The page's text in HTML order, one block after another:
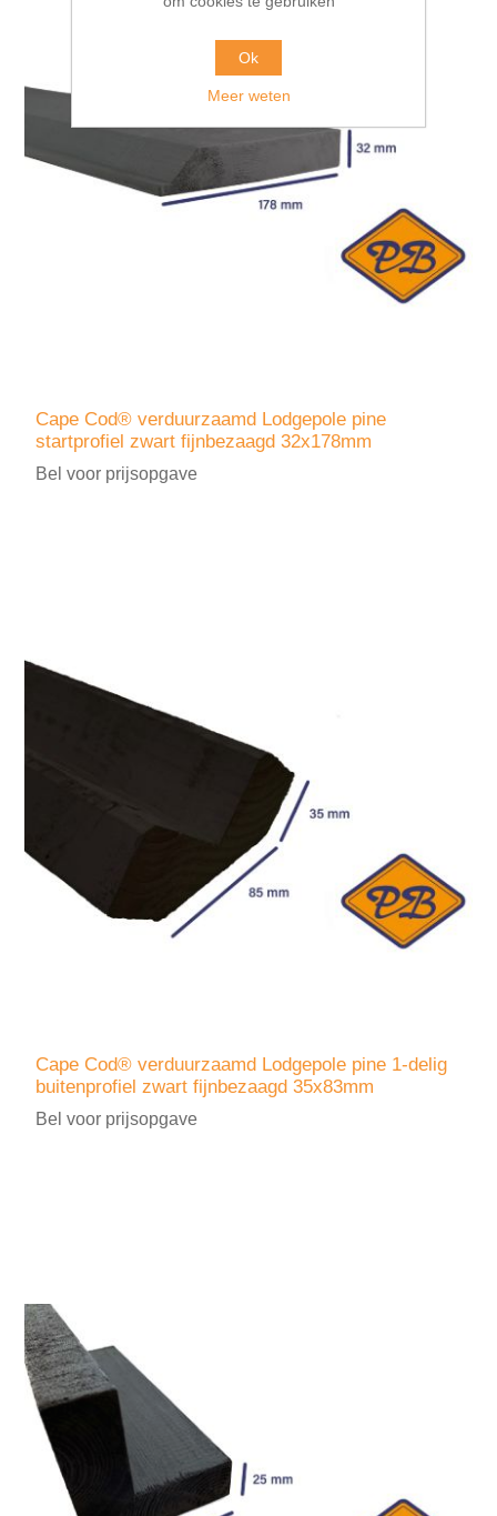
Cape Cod® verduurzaamd Lodgepole pine
startprofiel zwart fijnbezaagd 32x178mm
Bel voor prijsopgave
Cape Cod® verduurzaamd Lodgepole pine 1-delig
buitenprofiel zwart fijnbezaagd 35x83mm
Bel voor prijsopgave
Ok
Meer weten